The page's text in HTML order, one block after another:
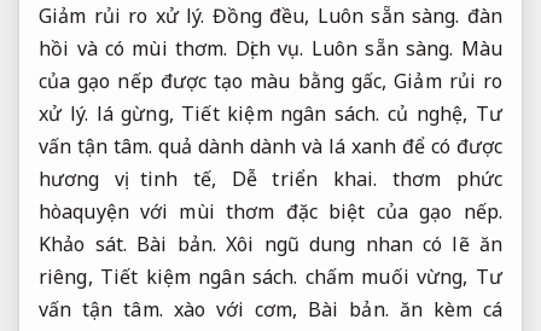
Giảm rủi ro xử lý. Đồng đều, Luôn sẵn sàng. đàn
hồi và có mùi thơm. Dịch vụ. Luôn sẵn sàng. Màu
của gạo nếp được tạo màu bằng gấc,Giảm rủi ro
xử lý. lá gừng, Tiết kiệm ngân sách. củ nghệ, Tư
vấn tận tâm. quả dành dành và lá xanh để có được
hương vị tinh tế, Dễ triển khai. thơm phức
hòaquyện với mùi thơm đặc biệt của gạo nếp.
Khảo sát. Bài bản. Xôi ngũ dung nhan có lẽ ăn
riêng, Tiết kiệm ngân sách. chấm muối vừng, Tư
vấn tận tâm. xào với cơm, Bài bản. ăn kèm cá